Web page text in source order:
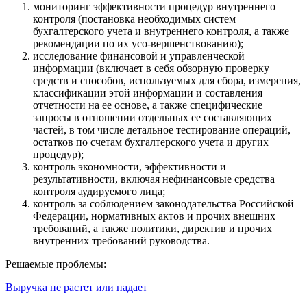
мониторинг эффективности процедур внутреннего
контроля (постановка необходимых систем
бухгалтерского учета и внутреннего контроля, а также
рекомендации по их усо-вершенствованию);
исследование финансовой и управленческой
информации (включает в себя обзорную проверку
средств и способов, используемых для сбора, измерения,
классификации этой информации и составления
отчетности на ее основе, а также специфические
запросы в отношении отдельных ее составляющих
частей, в том числе детальное тестирование операций,
остатков по счетам бухгалтерского учета и других
процедур);
контроль экономности, эффективности и
результативности, включая нефинансовые средства
контроля аудируемого лица;
контроль за соблюдением законодательства Российской
Федерации, нормативных актов и прочих внешних
требований, а также политики, директив и прочих
внутренних требований руководства.
Решаемые проблемы:
Выручка не растет или падает